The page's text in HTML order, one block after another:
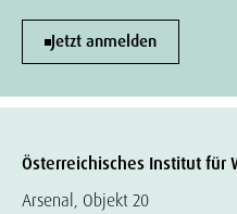
Jetzt anmelden
Österreichisches Institut für
Arsenal, Objekt 20